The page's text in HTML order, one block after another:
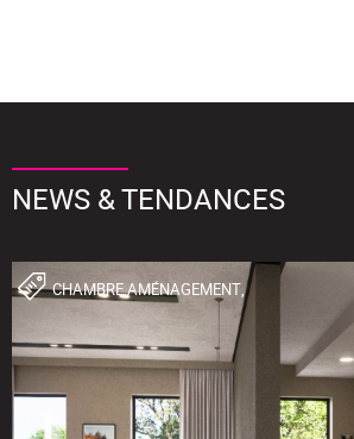
NEWS & TENDANCES
CHAMBRE,AMÉNAGEMENT,